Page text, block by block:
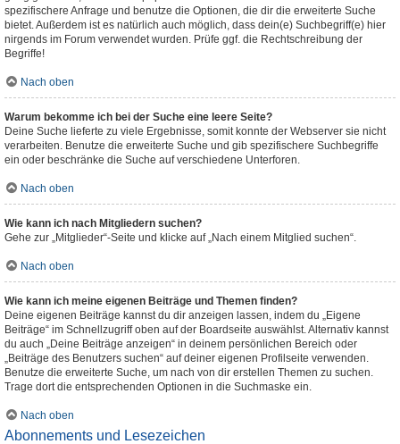
spezifischere Anfrage und benutze die Optionen, die dir die erweiterte Suche
bietet. Außerdem ist es natürlich auch möglich, dass dein(e) Suchbegriff(e) hier
nirgends im Forum verwendet wurden. Prüfe ggf. die Rechtschreibung der
Begriffe!
Nach oben
Warum bekomme ich bei der Suche eine leere Seite?
Deine Suche lieferte zu viele Ergebnisse, somit konnte der Webserver sie nicht
verarbeiten. Benutze die erweiterte Suche und gib spezifischere Suchbegriffe
ein oder beschränke die Suche auf verschiedene Unterforen.
Nach oben
Wie kann ich nach Mitgliedern suchen?
Gehe zur „Mitglieder“-Seite und klicke auf „Nach einem Mitglied suchen“.
Nach oben
Wie kann ich meine eigenen Beiträge und Themen finden?
Deine eigenen Beiträge kannst du dir anzeigen lassen, indem du „Eigene
Beiträge“ im Schnellzugriff oben auf der Boardseite auswählst. Alternativ kannst
du auch „Deine Beiträge anzeigen“ in deinem persönlichen Bereich oder
„Beiträge des Benutzers suchen“ auf deiner eigenen Profilseite verwenden.
Benutze die erweiterte Suche, um nach von dir erstellen Themen zu suchen.
Trage dort die entsprechenden Optionen in die Suchmaske ein.
Nach oben
Abonnements und Lesezeichen